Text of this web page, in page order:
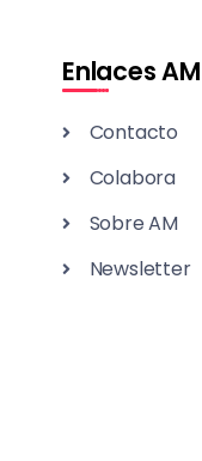
Enlaces AM
Contacto
Colabora
Sobre AM
Newsletter